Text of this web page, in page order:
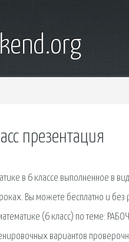
презентация
в 6 классе выполненное в
Вы можете бесплатно и без
(6 класс) по теме:
вариантов